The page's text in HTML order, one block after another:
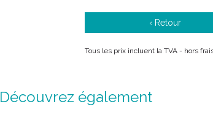
‹ Retour
Tous les prix incluent la TVA - hors
Découvrez également